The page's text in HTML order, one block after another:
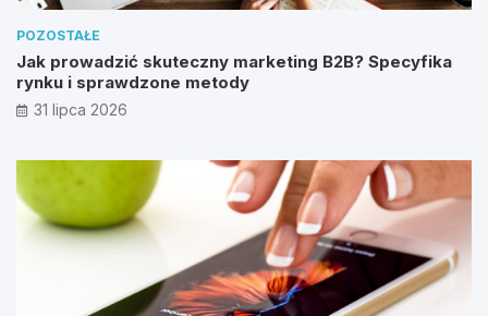
POZOSTAŁE
Jak prowadzić skuteczny marketing B2B? Specyfika
rynku i sprawdzone metody
31 lipca 2026